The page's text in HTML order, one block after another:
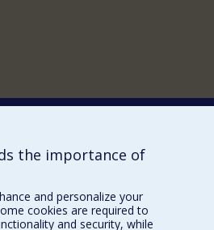
the importance of
and personalize your
cookies are required to
and security, while